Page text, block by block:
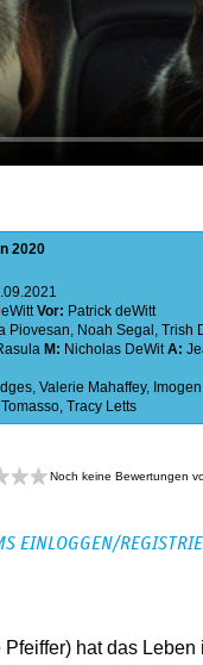
2020
Vor: Patrick deWitt
Piovesan, Noah Segal , Trish
M: Nicholas DeWit A:
, Valerie Mahaffey,
, Tracy Letts
Noch keine Bewertungen
EINLOGGEN/
hat das